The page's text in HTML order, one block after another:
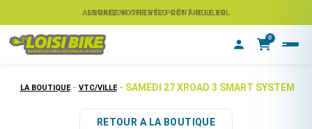
LIVRAISON OFFERTE PRÊT À ROULER
ASSUREZ VOTRE VÉLO CONTRE LE VOL
0
LA BOUTIQUE - VTC/VILLE - SAMEDI 27 XROAD 3 SMART SYSTEM
RETOUR A LA BOUTIQUE